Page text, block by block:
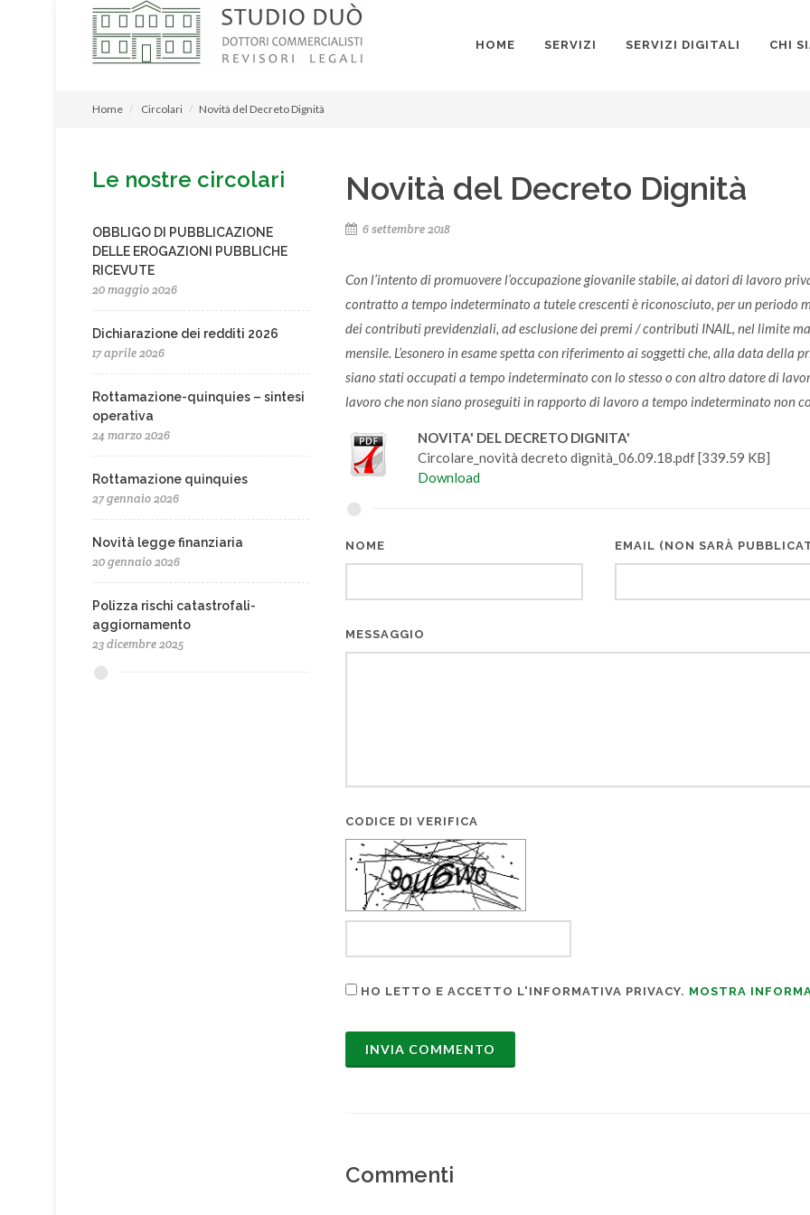
HOME SERVIZI SERVIZI DIGITALI CHI
Home Circolari Novità del Decreto Dignità
Novità del Decreto Dignità
6 settembre 2018
Con l’intento di promuovere l’occupazione giovanile stabile, ai datori di lavoro
contratto a tempo indeterminato a tutele crescenti è riconosciuto, per un periodo
dei contributi previdenziali, ad esclusione dei premi / contributi INAIL, nel limite
mensile. L’esonero in esame spetta con riferimento ai soggetti che, alla data della
siano stati occupati a tempo indeterminato con lo stesso o con altro datore di
lavoro che non siano proseguiti in rapporto di lavoro a tempo indeterminato non
NOVITA' DEL DECRETO DIGNITA'
Circolare_novità decreto dignità_06.09.18.pdf [339.59 KB]
Download
NOME EMAIL (NON SARÀ
MESSAGGIO
CODICE DI VERIFICA
HO LETTO E ACCETTO L'INFORMATIVA PRIVACY. MOSTRA
Commenti
Le nostre circolari
OBBLIGO DI PUBBLICAZIONE
DELLE EROGAZIONI PUBBLICHE
RICEVUTE
20 maggio 2026
Dichiarazione dei redditi 2026
17 aprile 2026
Rottamazione-quinquies – sintesi
operativa
24 marzo 2026
Rottamazione quinquies
27 gennaio 2026
Novità legge finanziaria
20 gennaio 2026
Polizza rischi catastrofali-
aggiornamento
23 dicembre 2025